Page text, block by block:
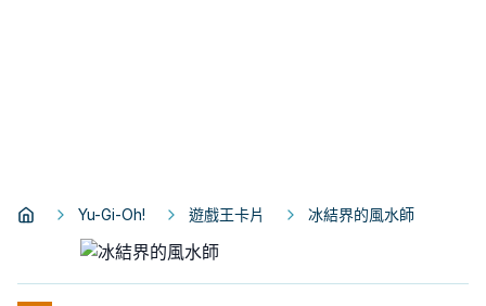
Yu-Gi-Oh! 遊戲王卡片 冰結界的風水師